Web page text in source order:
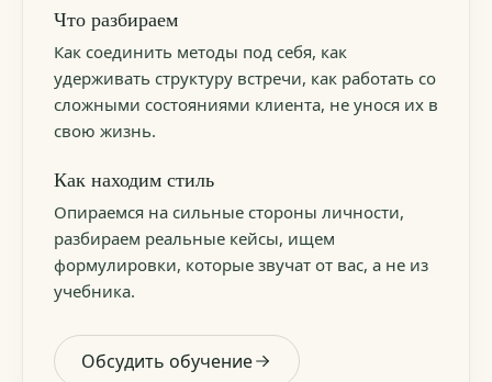
Что разбираем
Как соединить методы под себя, как
удерживать структуру встречи, как работать со
сложными состояниями клиента, не унося их в
свою жизнь.
Как находим стиль
Опираемся на сильные стороны личности,
разбираем реальные кейсы, ищем
формулировки, которые звучат от вас, а не из
учебника.
Обсудить обучение